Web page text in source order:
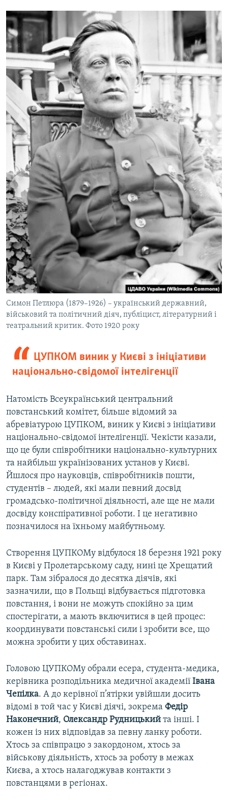
Симон Петлюра (1879–1926) – український державний,
військовий та політичний діяч, публіцист, літературний і
театральний критик. Фото 1920 року
ЦУПКОМ виник у Києві з ініціативи
національно-свідомої інтелігенції
Натомість Всеукраїнський центральний
повстанський комітет, більше відомий за
абревіатурою ЦУПКОМ, виник у Києві з ініціативи
національно-свідомої інтелігенції. Чекісти казали,
що це були співробітники національно-культурних
та найбільш українізованих установ у Києві.
Йшлося про науковців, співробітників пошти,
студентів – людей, які мали певний досвід
громадсько-політичної діяльності, але ще не мали
досвіду конспіративної роботи. І це негативно
позначилося на їхньому майбутньому.
Створення ЦУПКОМу відбулося 18 березня 1921 року
в Києві у Пролетарському саду, нині це Хрещатий
парк. Там зібралося до десятка діячів, які
зазначили, що в Польщі відбувається підготовка
повстання, і вони не можуть спокійно за цим
спостерігати, а мають включитися в цей процес:
координувати повстанські сили і зробити все, що
можна зробити у цих обставинах.
Головою ЦУПКОМу обрали есера, студента-медика,
керівника розподільника медичної академії Івана
Чепілка. А до керівної п’ятірки увійшли досить
відомі в той час у Києві діячі, зокрема Федір
Наконечний, Олександр Рудницький та інші. І
кожен із них відповідав за певну ланку роботи.
Хтось за співпрацю з закордоном, хтось за
військову діяльність, хтось за роботу в межах
Києва, а хтось налагоджував контакти з
повстанцями в регіонах.